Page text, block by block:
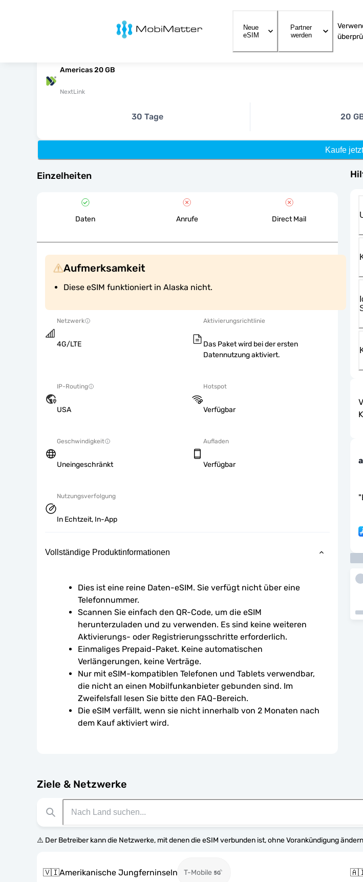
MobiMatter
Neue
eSIM
Partner
werden
Americas 20 GB
NextLink
30 Tage 20
Kaufe jetzt
Einzelheiten
Daten Anrufe Direct Mail
Aufmerksamkeit
Diese eSIM funktioniert in Alaska nicht.
Netzwerk
4G/LTE
Aktivierungsrichtlinie
Das Paket wird bei der ersten
Datennutzung aktiviert.
IP-Routing
USA
Hotspot
Verfügbar
Geschwindigkeit
Uneingeschränkt
Aufladen
Verfügbar
Nutzungsverfolgung
In Echtzeit, In-App
Vollständige Produktinformationen
Dies ist eine reine Daten-eSIM. Sie verfügt nicht über eine
Telefonnummer.
Scannen Sie einfach den QR-Code, um die eSIM
herunterzuladen und zu verwenden. Es sind keine weiteren
Aktivierungs- oder Registrierungsschritte erforderlich.
Einmaliges Prepaid-Paket. Keine automatischen
Verlängerungen, keine Verträge.
Nur mit eSIM-kompatiblen Telefonen und Tablets verwendbar,
die nicht an einen Mobilfunkanbieter gebunden sind. Im
Zweifelsfall lesen Sie bitte den FAQ-Bereich.
Die eSIM verfällt, wenn sie nicht innerhalb von 2 Monaten nach
dem Kauf aktiviert wird.
Ziele & Netzwerke
⚠️ Der Betreiber kann die Netzwerke, mit denen die eSIM verbunden ist, ohne Vorankündigung
🇻🇮Amerikanische Jungferninseln T-Mobile
"